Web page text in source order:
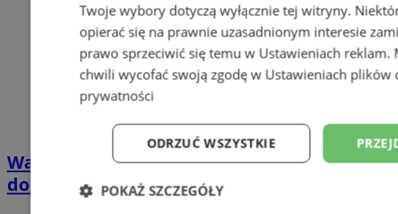
Wakacyjny wypoczynek nad Bałtykiem w
domkach Szmaragdowe Morze
Twoje wybory dotyczą wyłącznie tej witryny.
opierać się na prawnie uzasadnionym interesie
prawo sprzeciwić się temu w Ustawieniach reklam.
chwili wycofać swoją zgodę w Ustawieniach plików
prywatności
ODRZUĆ WSZYSTKIE
POKAŻ SZCZEGÓŁY